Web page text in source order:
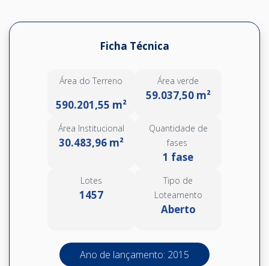
Ficha Técnica
Área do Terreno
590.201,55 m²
Área verde
59.037,50 m²
Área Institucional
30.483,96 m²
Quantidade de
fases
1 fase
Lotes
1457
Tipo de
Loteamento
Aberto
Ano de lançamento: 2015